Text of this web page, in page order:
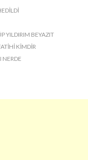
YILDIRIM BEYAZIT
KIMDIR
NERDE